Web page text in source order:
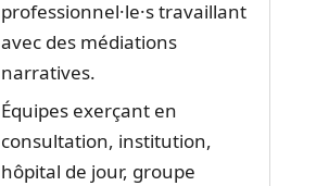
professionnel·le·s travaillant
avec des médiations
narratives.
Équipes exerçant en
consultation, institution,
hôpital de jour, groupe